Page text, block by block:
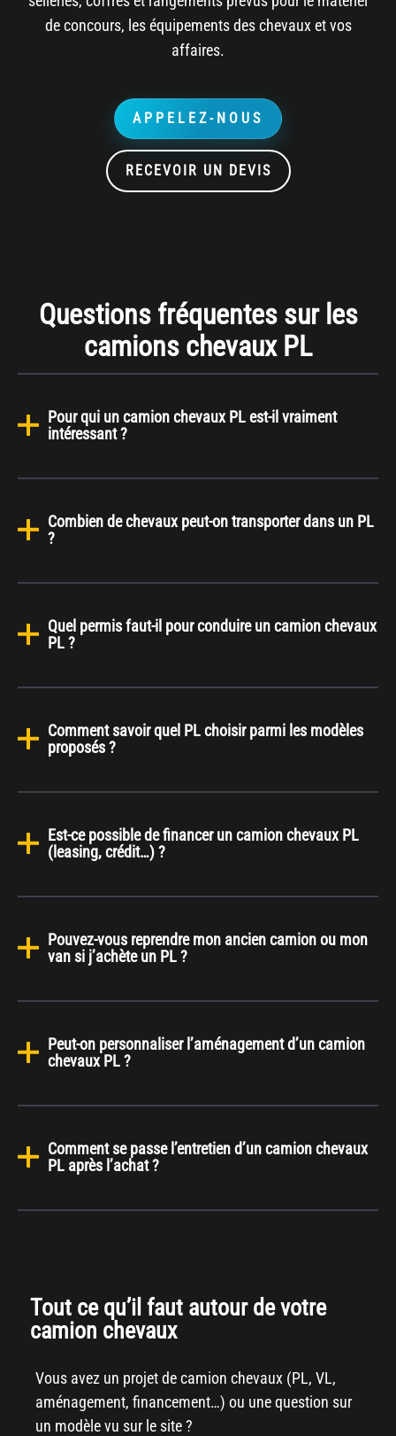
de concours, les équipements des chevaux et vos
affaires.
APPELEZ-NOUS
RECEVOIR UN DEVIS
Questions fréquentes sur les
camions chevaux PL
Pour qui un camion chevaux PL est-il vraiment
intéressant ?
Combien de chevaux peut-on transporter dans un PL
?
Quel permis faut-il pour conduire un camion chevaux
PL ?
Comment savoir quel PL choisir parmi les modèles
proposés ?
Est-ce possible de financer un camion chevaux PL
(leasing, crédit…) ?
Pouvez-vous reprendre mon ancien camion ou mon
van si j’achète un PL ?
Peut-on personnaliser l’aménagement d’un camion
chevaux PL ?
Comment se passe l’entretien d’un camion chevaux
PL après l’achat ?
Tout ce qu’il faut autour de votre
camion chevaux
Vous avez un projet de camion chevaux (PL, VL,
aménagement, financement…) ou une question sur
un modèle vu sur le site ?